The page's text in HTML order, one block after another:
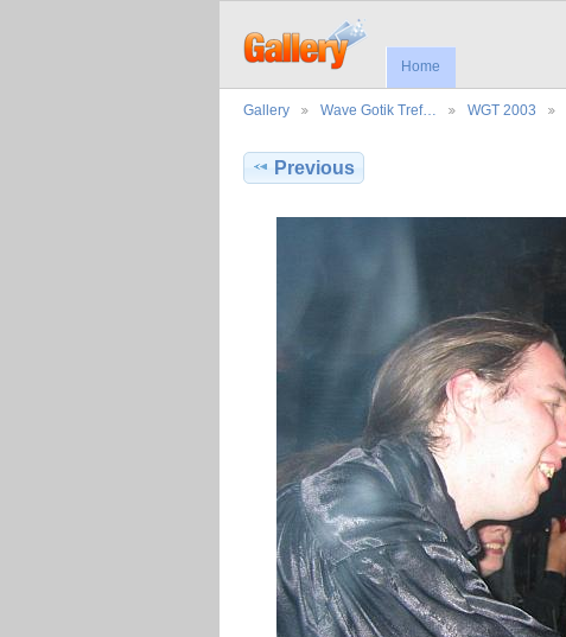
Home
Gallery Wave Gotik Tref… WGT 2003
Previous